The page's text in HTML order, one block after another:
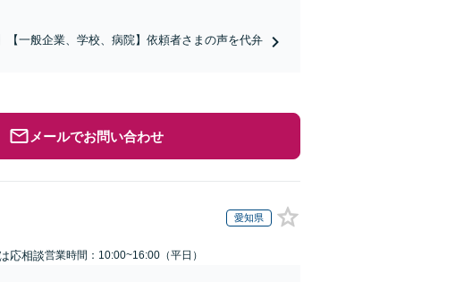
【一般企業、学校、病院】依頼者さまの声を代弁
メールでお問い合わせ
愛知県
応相談営業時間：10:00~16:00（平日）